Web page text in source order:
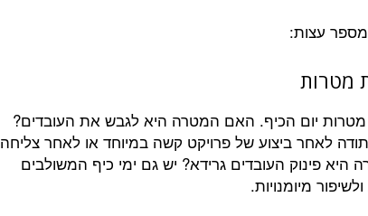
עצות:
מטרות
מטרות יום הכיף. האם המטרה היא לגבש את העובדים?
לאחר ביצוע של פרויקט קשה במיוחד או לאחר צליחה
פינוק העובדים גרידא? יש גם ימי כיף המשולבים
מיומנויות.